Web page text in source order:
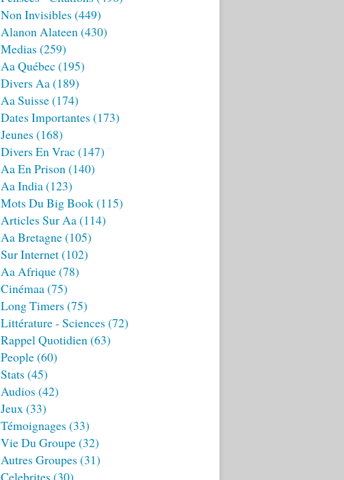
Non Invisibles (449)
Alanon Alateen(430)
Medias (259)
Aa Québec (195)
Divers Aa(189)
Aa Suisse(174)
Dates Importantes (173)
Jeunes (168)
Divers En Vrac (147)
Aa En Prison(140)
Aa India(123)
Mots Du Big Book(115)
Articles Sur Aa(114)
Aa Bretagne(105)
Sur Internet(102)
Aa Afrique(78)
Cinémaa(75)
Long Timers (75)
Littérature - Sciences (72)
Rappel Quotidien(63)
People(60)
Stats (45)
Audios (42)
Jeux(33)
Témoignages (33)
Vie Du Groupe(32)
Autres Groupes (31)
Celebrites (30)